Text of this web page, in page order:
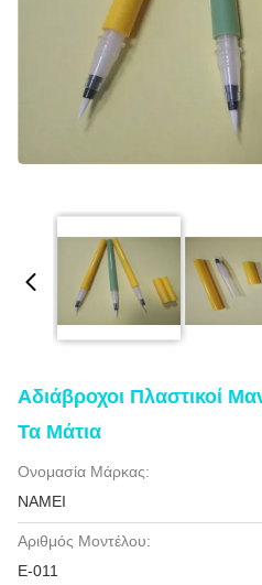
Αδιάβροχοι Πλαστικοί
Τα Μάτια
Ονομασία Μάρκας:
NAMEI
Αριθμός Μοντέλου:
Ε-011